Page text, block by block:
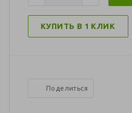
КУПИТЬ В 1 КЛИК
Поделиться